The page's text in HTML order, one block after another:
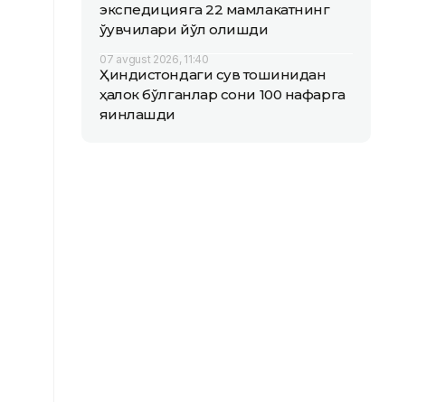
экспедицияга 22 мамлакатнинг
ўқувчилари йўл олишди
07 avgust 2026, 11:40
Ҳиндистондаги сув тошқинидан
ҳалок бўлганлар сони 100 нафарга
яқинлашди